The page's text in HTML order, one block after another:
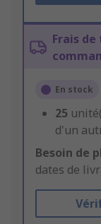
Frais
En stock
25
d'un
Besoin de
dates de